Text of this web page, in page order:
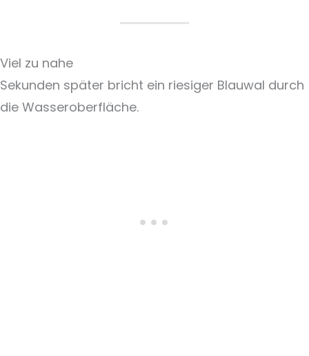
Viel zu nahe
Sekunden später bricht ein riesiger Blauwal durch
die Wasseroberfläche.